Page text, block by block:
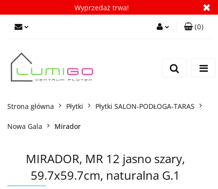
Wyprzedaż trwa!
(0)
Strona główna Płytki Płytki SALON-PODŁOGA-TARAS
Nowa Gala Mirador
MIRADOR, MR 12 jasno szary,
59.7x59.7cm, naturalna G.1